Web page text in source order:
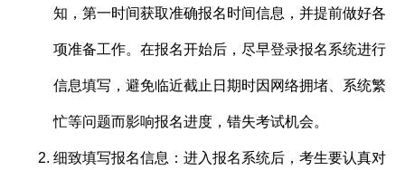
知，第一时间获取准确报名时间信息，并提前做好各
项准备工作。在报名开始后，尽早登录报名系统进行
信息填写，避免临近截止日期时因网络拥堵、系统繁
忙等问题而影响报名进度，错失考试机会。
细致填写报名信息：进入报名系统后，考生要认真对